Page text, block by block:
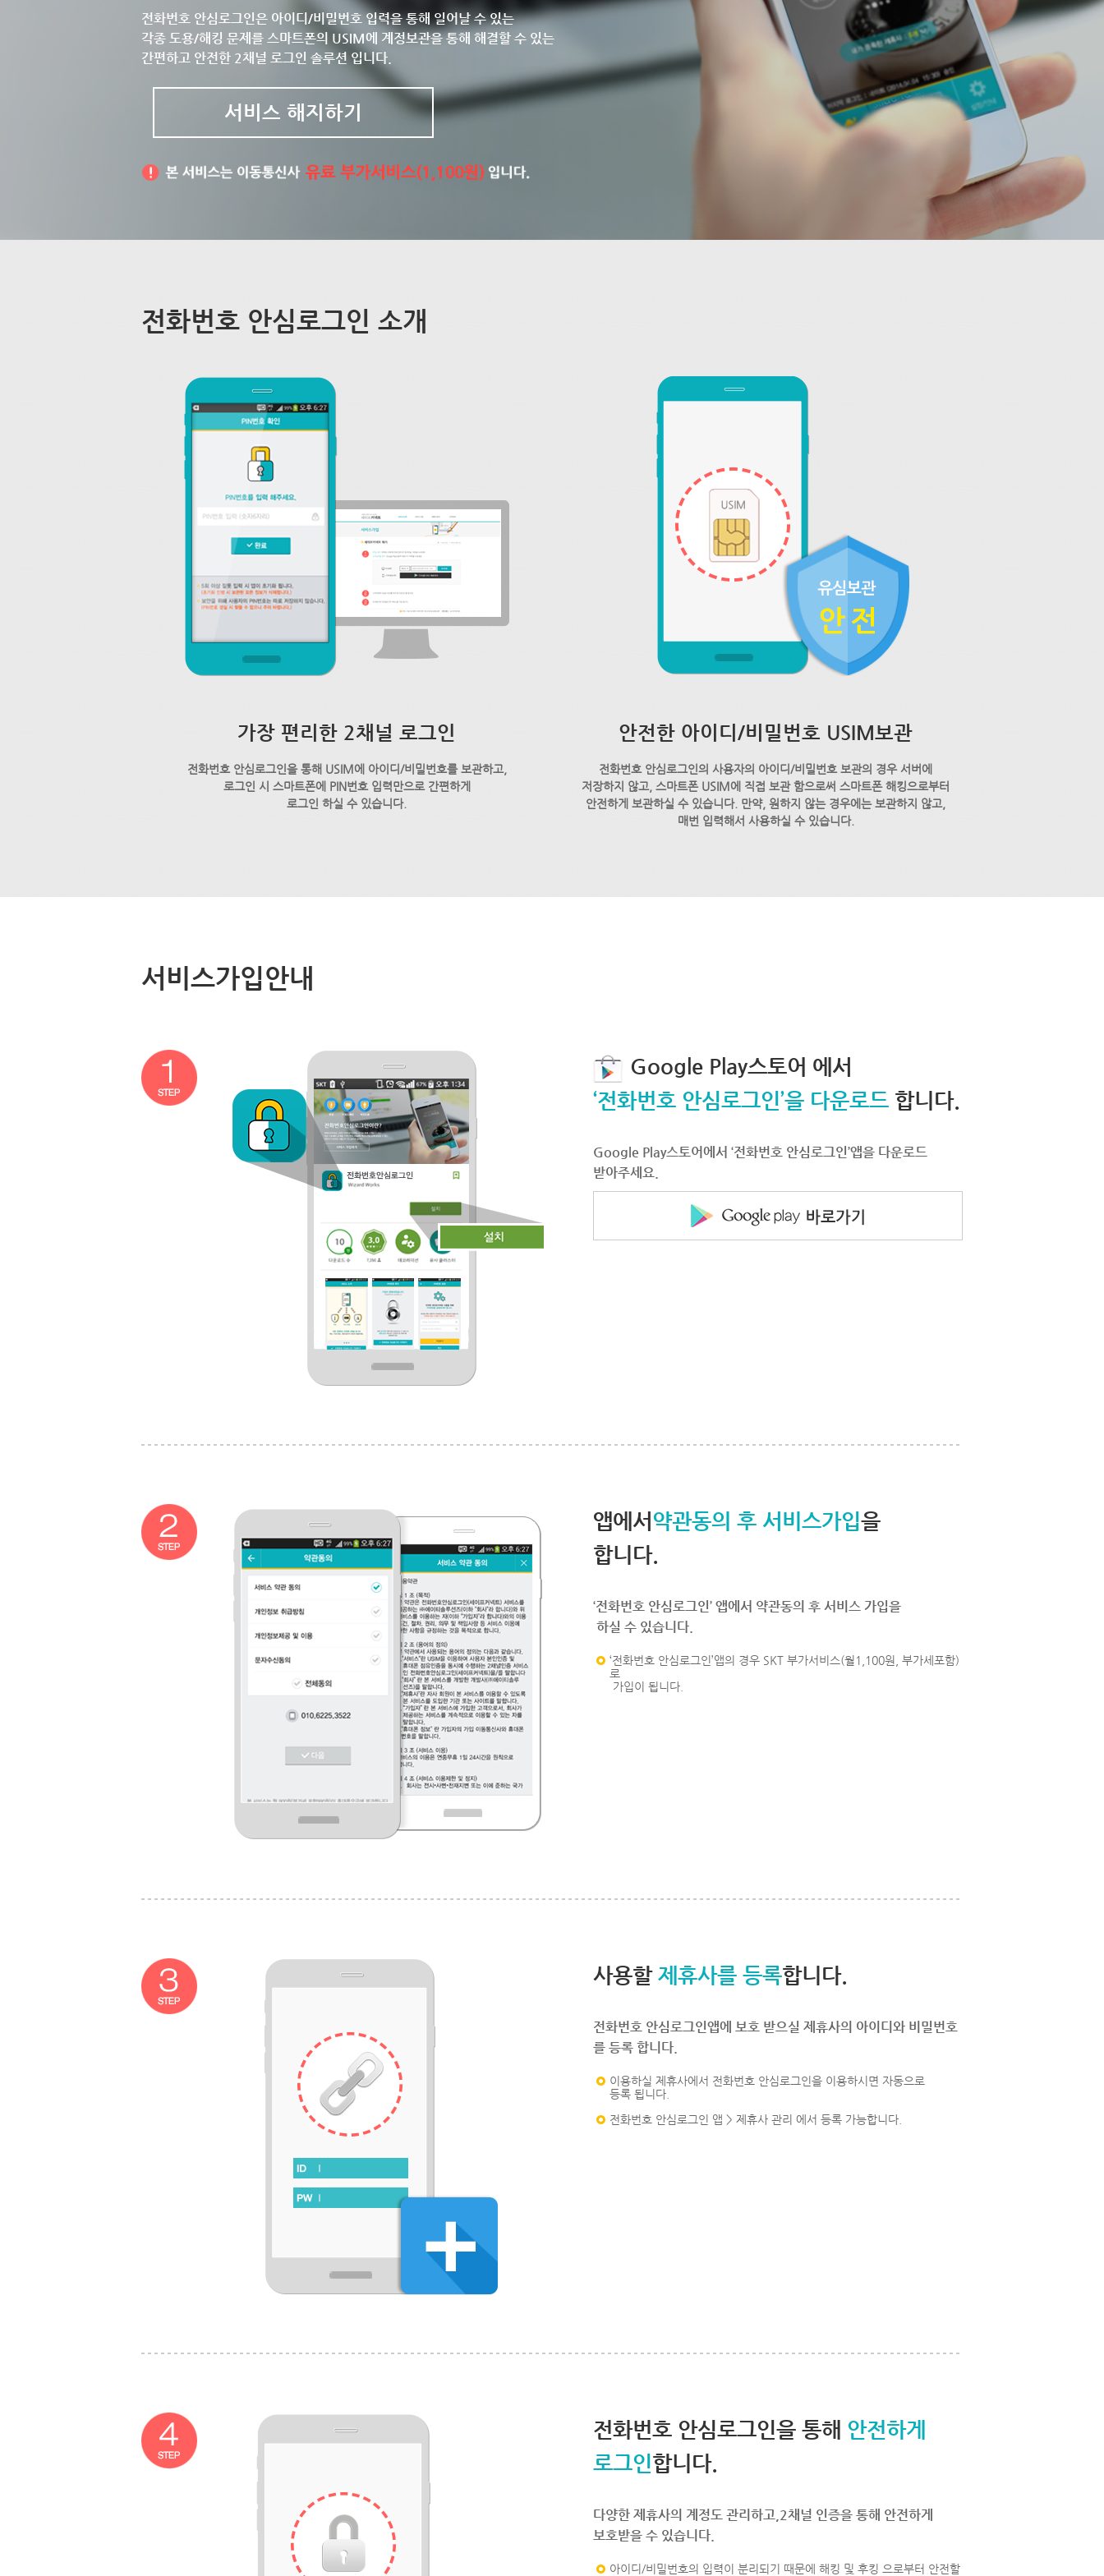
전화번호 안심로그인은 아이디/비밀번호 입력을 통해 일어날 수 있는
각종 도용/해킹 문제를 스마트폰의 USIM에 계정보관을 통해 해결할 수 있는
간편하고 안전한 2채널 로그인 솔루션 입니다.
서비스 해지하기
전화번호 안심로그인 소개
가장 편리한 2채널 로그인
전화번호 안심로그인을 통해 USIM에 아이디/비밀번호를 보관하고,
로그인 시 스마트폰에 PIN번호 입력만으로 간편하게
로그인 하실 수 있습니다.
안전한 아이디/비밀번호 USIM보관
전화번호 안심로그인의 사용자의 아이디/비밀번호 보관의 경우 서버에
저장하지 않고, 스마트폰 USIM에 직접 보관 함으로써 스마트폰 해킹으로부터
안전하게 보관하실 수 있습니다. 만약, 원하지 않는 경우에는 보관하지 않고,
매번 입력해서 사용하실 수 있습니다.
서비스가입안내
Google Play스토어 에서
‘전화번호 안심로그인’을 다운로드 합니다.
Google Play스토어에서 ‘전화번호 안심로그인’앱을 다운로드
받아주세요.
앱에서 약관동의 후 서비스가입을
합니다.
‘전화번호 안심로그인’ 앱에서 약관동의 후 서비스 가입을
하실 수 있습니다.
‘전화번호 안심로그인’앱의 경우 SKT 부가서비스(월1,100원, 부가세포함)
로
가입이 됩니다.
사용할 제휴사를 등록합니다.
전화번호 안심로그인앱에 보호 받으실 제휴사의 아이디와 비밀번호
를 등록 합니다.
이용하실 제휴사에서 전화번호 안심로그인을 이용하시면 자동으로
등록 됩니다.
전화번호 안심로그인 앱 > 제휴사 관리 에서 등록 가능합니다.
전화번호 안심로그인을 통해 안전하게
로그인합니다.
다양한 제휴사의 계정도 관리하고,2채널 인증을 통해 안전하게
보호받을 수 있습니다.
아이디/비밀번호의 입력이 분리되기 때문에 해킹 및 후킹 으로부터 안전할